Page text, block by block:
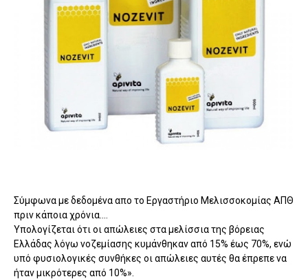
Σύμφωνα με δεδομένα απο το Εργαστήριο Μελισσοκομίας ΑΠΘ
πριν κάποια χρόνια....
Υπολογίζεται ότι οι απώλειες στα μελίσσια της βόρειας
Ελλάδας λόγω νοζεμίασης κυμάνθηκαν από 15% έως 70%, ενώ
υπό φυσιολογικές συνθήκες οι απώλειες αυτές θα έπρεπε να
ήταν μικρότερες από 10%».